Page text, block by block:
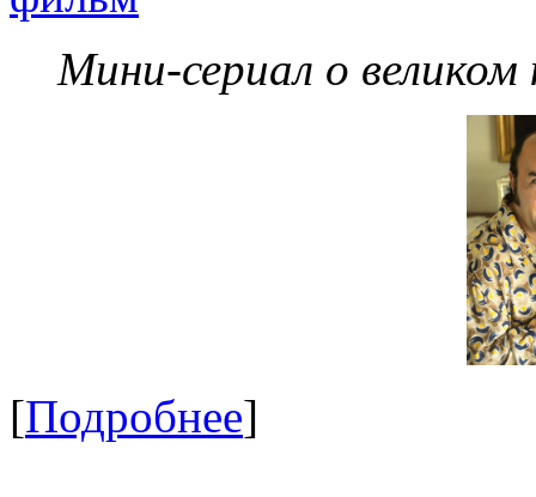
Мини-сериал о великом
[Подробнее]